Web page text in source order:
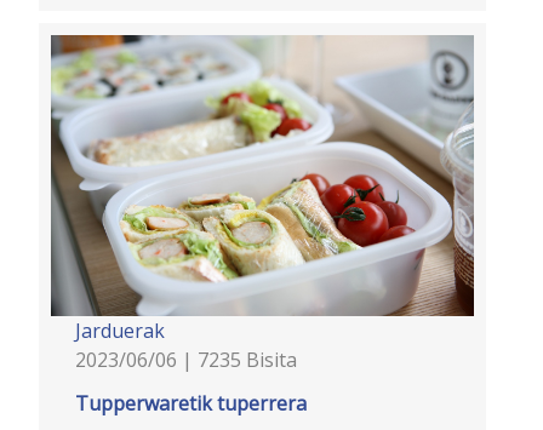
Jarduerak
2023/06/06 | 7235 Bisita
Tupperwaretik tuperrera